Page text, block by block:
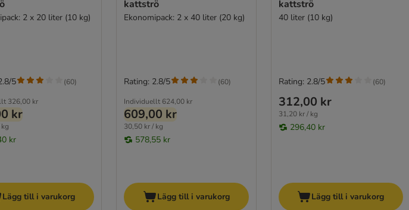
2 x 20 liter (10 kg)
326,00 kr
kr
kr
5 (60)
Lägg till i varukorg
kattströ
Ekonomipack: 2 x 40 liter (20 kg)
Individuellt 624,00 kr
609,00 kr
30,50 kr / kg
578,55 kr
Rating: 2.8/5 (60)
Lägg till i varukorg
kattströ
40 liter (10 kg)
312,00 kr
31,20 kr / kg
296,40 kr
Rating: 2.8/5 (60)
Lägg till i varukorg